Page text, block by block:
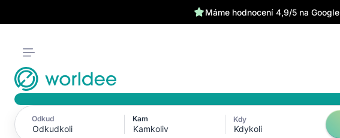
Máme hodnocení 4,9/5 na Google
Odkud Kam Kdy
Kdykoli
Aktivní filtry (0)
Žádné aktivní filtry